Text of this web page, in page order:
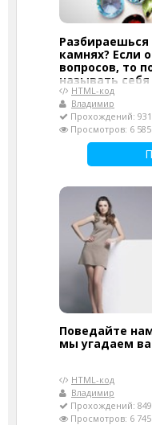
камнях? Если
вопросов, то
называть
HTML-код
Владимир
Прохождений: 931
Просмотров: 6 585
Поведайте
мы угадаем
HTML-код
Владимир
Прохождений: 849
Просмотров: 6 745